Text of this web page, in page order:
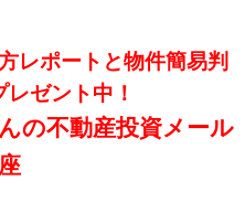
レポートと物件簡易判
ゼント中！
の不動産投資メール